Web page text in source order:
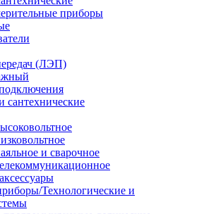
приборы
(ЛЭП)
и сварочное
Технологические и